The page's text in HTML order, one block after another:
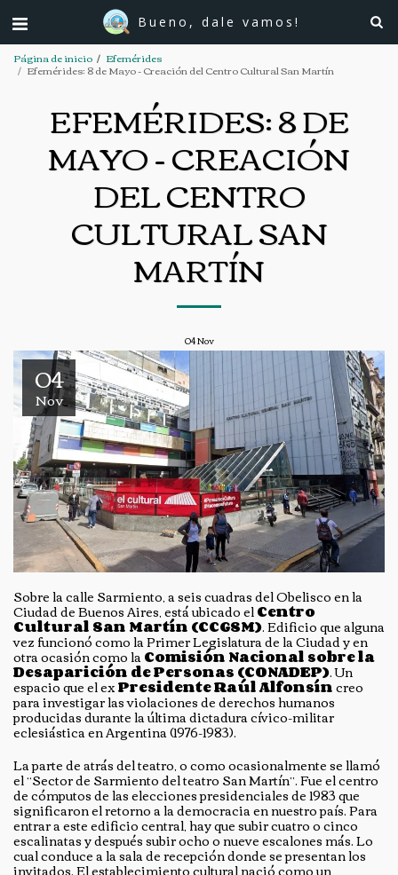
Bueno, dale vamos!
Página de inicio Efemérides
Efemérides: 8 de Mayo - Creación del Centro Cultural San Martín
EFEMÉRIDES: 8 DE
MAYO - CREACIÓN
DEL CENTRO
CULTURAL SAN
MARTÍN
04Nov
04
Nov
Sobre la calle Sarmiento, a seis cuadras del Obelisco en la
Ciudad de Buenos Aires, está ubicado elCentro
Cultural San Martín (CCGSM). Edificio que alguna
vez funcionó como la Primer Legislatura de la Ciudad y en
otra ocasión como laComisión Nacional sobre la
Desaparición de Personas (CONADEP). Un
espacio que el exPresidente Raúl Alfonsíncreo
para investigar las violaciones de derechos humanos
producidas durante la última dictadura cívico-militar
eclesiástica en Argentina (1976-1983).
La parte de atrás del teatro, o como ocasionalmente se llamó
el “Sector de Sarmiento del teatro San Martín”. Fue el centro
de cómputos de las elecciones presidenciales de 1983 que
significaron el retorno a la democracia en nuestro país. Para
entrar a este edificio central, hay que subir cuatro o cinco
escalinatas y después subir ocho o nueve escalones más. Lo
cual conduce a la sala de recepción donde se presentan los